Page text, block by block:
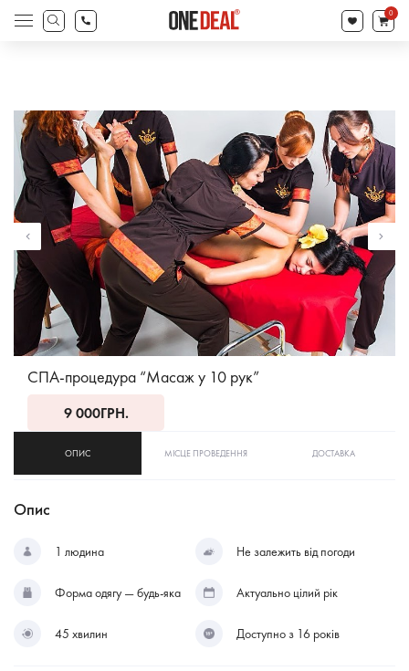
search
Products
search
0
СПА-процедура “Масаж у 10 рук”
9 000ГРН.
ОПИС МІСЦЕ ПРОВЕДЕННЯ ДОСТАВКА
Опис
1 людина Не залежить від погоди
Форма одягу — будь-яка Актуально цілий рік
45 хвилин Доступно з 16 років